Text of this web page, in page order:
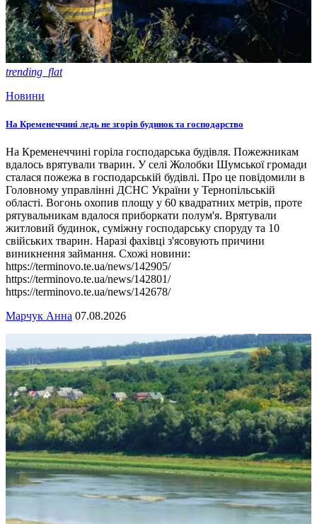
trending_flat
Новини
На Кременеччині ледь не згорів будинок та господарство
На Кременеччині горіла господарська будівля. Пожежникам
вдалось врятували тварин. У селі Жолобки Шумської громади
сталася пожежа в господарській будівлі. Про це повідомили в
Головному управлінні ДСНС України у Тернопільській
області. Вогонь охопив площу у 60 квадратних метрів, проте
рятувальникам вдалося приборкати полум'я. Врятували
житловий будинок, суміжну господарську споруду та 10
свійських тварин. Наразі фахівці з'ясовують причини
виникнення займання. Схожі новини:
https://terminovo.te.ua/news/142905/
https://terminovo.te.ua/news/142801/
https://terminovo.te.ua/news/142678/
Марчук Анна 07.08.2026